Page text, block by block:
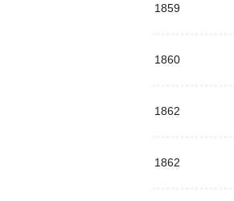
1859
1860
1862
1862